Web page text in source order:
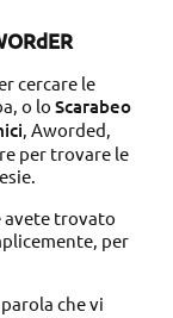
cercare le
o lo Scarabeo
, Aworded,
per trovare le
avete trovato
per
che vi